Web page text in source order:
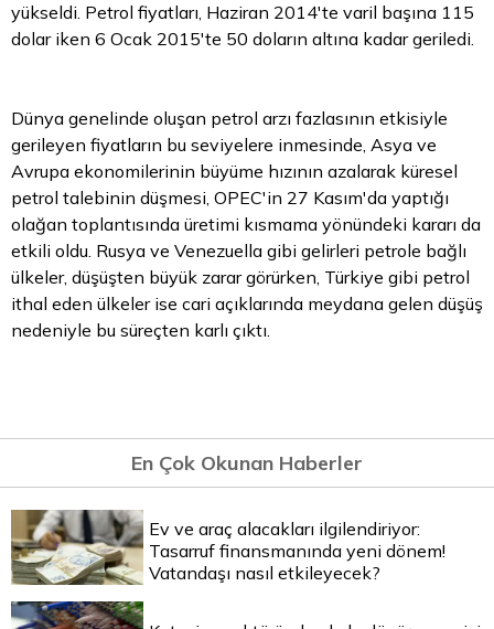
yükseldi. Petrol fiyatları, Haziran 2014'te varil başına 115
dolar iken 6 Ocak 2015'te 50 doların altına kadar geriledi.
Dünya genelinde oluşan petrol arzı fazlasının etkisiyle
gerileyen fiyatların bu seviyelere inmesinde, Asya ve
Avrupa ekonomilerinin büyüme hızının azalarak küresel
petrol talebinin düşmesi, OPEC'in 27 Kasım'da yaptığı
olağan toplantısında üretimi kısmama yönündeki kararı da
etkili oldu. Rusya ve Venezuella gibi gelirleri petrole bağlı
ülkeler, düşüşten büyük zarar görürken, Türkiye gibi petrol
ithal eden ülkeler ise cari açıklarında meydana gelen düşüş
nedeniyle bu süreçten karlı çıktı.
En Çok Okunan Haberler
Ev ve araç alacakları ilgilendiriyor:
Tasarruf finansmanında yeni dönem!
Vatandaşı nasıl etkileyecek?